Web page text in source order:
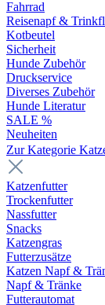
Fahrrad
Reisenapf &
Kotbeutel
Sicherheit
Hunde Zubehör
Druckservice
Diverses Zubehör
Hunde Literatur
SALE %
Neuheiten
Zur Kategorie
Katzenfutter
Trockenfutter
Nassfutter
Snacks
Katzengras
Futterzusätze
Katzen Napf &
Napf & Tränke
Futterautomat